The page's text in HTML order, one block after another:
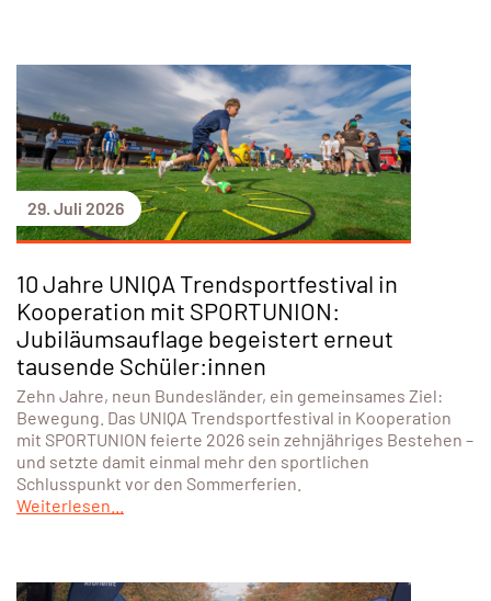
29. Juli 2026
10 Jahre UNIQA Trendsportfestival in
Kooperation mit SPORTUNION:
Jubiläumsauflage begeistert erneut
tausende Schüler:innen
Zehn Jahre, neun Bundesländer, ein gemeinsames Ziel:
Bewegung. Das UNIQA Trendsportfestival in Kooperation
mit SPORTUNION feierte 2026 sein zehnjähriges Bestehen –
und setzte damit einmal mehr den sportlichen
Schlusspunkt vor den Sommerferien.
Weiterlesen...